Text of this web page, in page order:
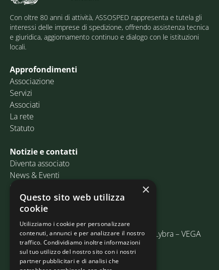
Con oltre 80 anni di attività, ASSOSPED rappresenta e tutela gli
interessi delle imprese di spedizione, offrendo assistenza tecnica
e giuridica, aggiornamento continuo e dialogo con le istituzioni
locali.
Approfondimenti
Associazione
Servizi
Associati
La rete
Statuto
Notizie e contatti
Diventa associato
News & Eventi
Contatti
Email:info@assosped.it
PEC: assospedvenezia@pec.fedespedi.it
Indirizzo: Via delle Industrie, 19/C Edificio Lybra – VEGA
30175 Marghera (VE)
×
Questo sito web utilizza
cookie
Utilizziamo i cookie per personalizzare
contenuti, annunci e per analizzare il nostro
traffico. Condividiamo inoltre informazioni
sul tuo utilizzo del nostro sito con i nostri
partner pubblicitari e di analisi che